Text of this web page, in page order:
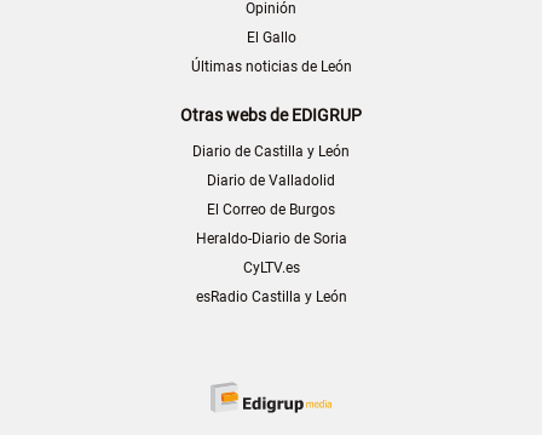
Opinión
El Gallo
Últimas noticias de León
Otras webs de EDIGRUP
Diario de Castilla y León
Diario de Valladolid
El Correo de Burgos
Heraldo-Diario de Soria
CyLTV.es
esRadio Castilla y León